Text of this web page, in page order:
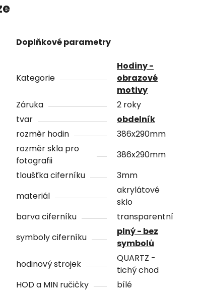
Doplňkové parametry
Kategorie
Hodiny -
obrazové
motivy
Záruka
2 roky
tvar
obdelník
rozměr hodin
386x290mm
rozměr skla pro
fotografii
386x290mm
tloušťka ciferníku
3mm
materiál
akrylátové
sklo
barva ciferníku
transparentní
symboly ciferníku
plný - bez
symbolů
hodinový strojek
QUARTZ -
tichý chod
HOD a MIN ručičky
bílé